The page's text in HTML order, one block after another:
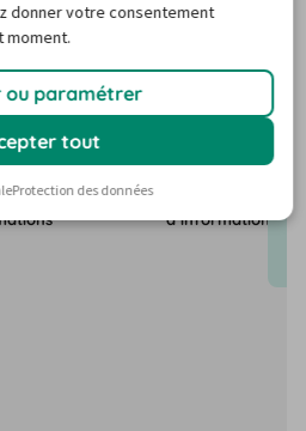
Ivalo
10/26
60,69 €
11/26
d’informations
donner votre consentement
moment.
ou paramétrer
tout
Protection des données